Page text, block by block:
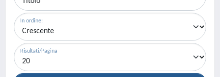
In ordine:
Risultati/Pagina